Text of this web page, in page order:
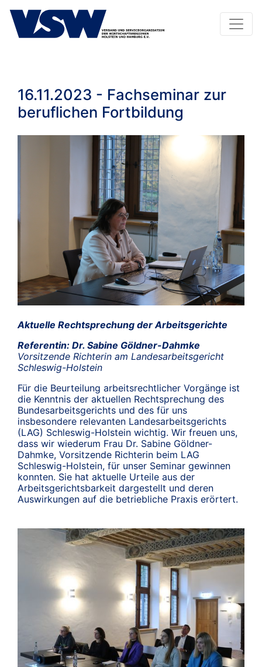
16.11.2023 - Fachseminar zur
beruflichen Fortbildung
Aktuelle Rechtsprechung der Arbeitsgerichte
Referentin: Dr. Sabine Göldner-Dahmke
Vorsitzende Richterin am Landesarbeitsgericht
Schleswig-Holstein
Für die Beurteilung arbeitsrechtlicher Vorgänge ist
die Kenntnis der aktuellen Rechtsprechung des
Bundesarbeitsgerichts und des für uns
insbesondere relevanten Landesarbeitsgerichts
(LAG) Schleswig-Holstein wichtig. Wir freuen uns,
dass wir wiederum Frau Dr. Sabine Göldner-
Dahmke, Vorsitzende Richterin beim LAG
Schleswig-Holstein, für unser Seminar gewinnen
konnten. Sie hat aktuelle Urteile aus der
Arbeitsgerichtsbarkeit dargestellt und deren
Auswirkungen auf die betriebliche Praxis erörtert.